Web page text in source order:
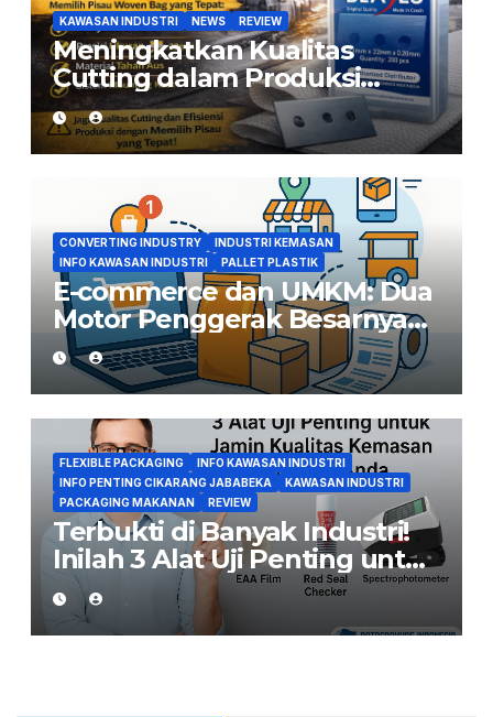
KAWASAN INDUSTRI NEWS REVIEW
Meningkatkan Kualitas
Cutting dalam Produksi
Woven Bag: Peran Pisau yang
Tepat
CONVERTING INDUSTRY
INDUSTRI KEMASAN
INFO KAWASAN INDUSTRI
PALLET PLASTIK
E-commerce dan UMKM: Dua
Motor Penggerak Besarnya
Permintaan Converting di
Indonesia
FLEXIBLE PACKAGING
INFO KAWASAN INDUSTRI
INFO PENTING CIKARANG JABABEKA
KAWASAN INDUSTRI
PACKAGING MAKANAN
REVIEW
Terbukti di Banyak Industri!
Inilah 3 Alat Uji Penting untuk
Jaga Kualitas Kemasan
Makanan